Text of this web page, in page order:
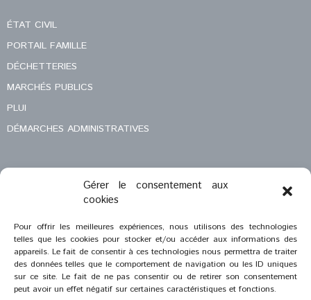
Gérer le consentement aux
cookies
Pour offrir les meilleures expériences, nous utilisons des technologies
telles que les cookies pour stocker et/ou accéder aux informations des
appareils. Le fait de consentir à ces technologies nous permettra de traiter
des données telles que le comportement de navigation ou les ID uniques
sur ce site. Le fait de ne pas consentir ou de retirer son consentement
peut avoir un effet négatif sur certaines caractéristiques et fonctions.
ÉTAT CIVIL
PORTAIL FAMILLE
DÉCHETTERIES
MARCHÉS PUBLICS
PLUI
DÉMARCHES ADMINISTRATIVES
MENTIONS LÉGALES